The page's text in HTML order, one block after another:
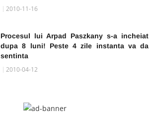
2010-11-16
Procesul lui Arpad Paszkany s-a incheiat
dupa 8 luni! Peste 4 zile instanta va da
sentinta
2010-04-12